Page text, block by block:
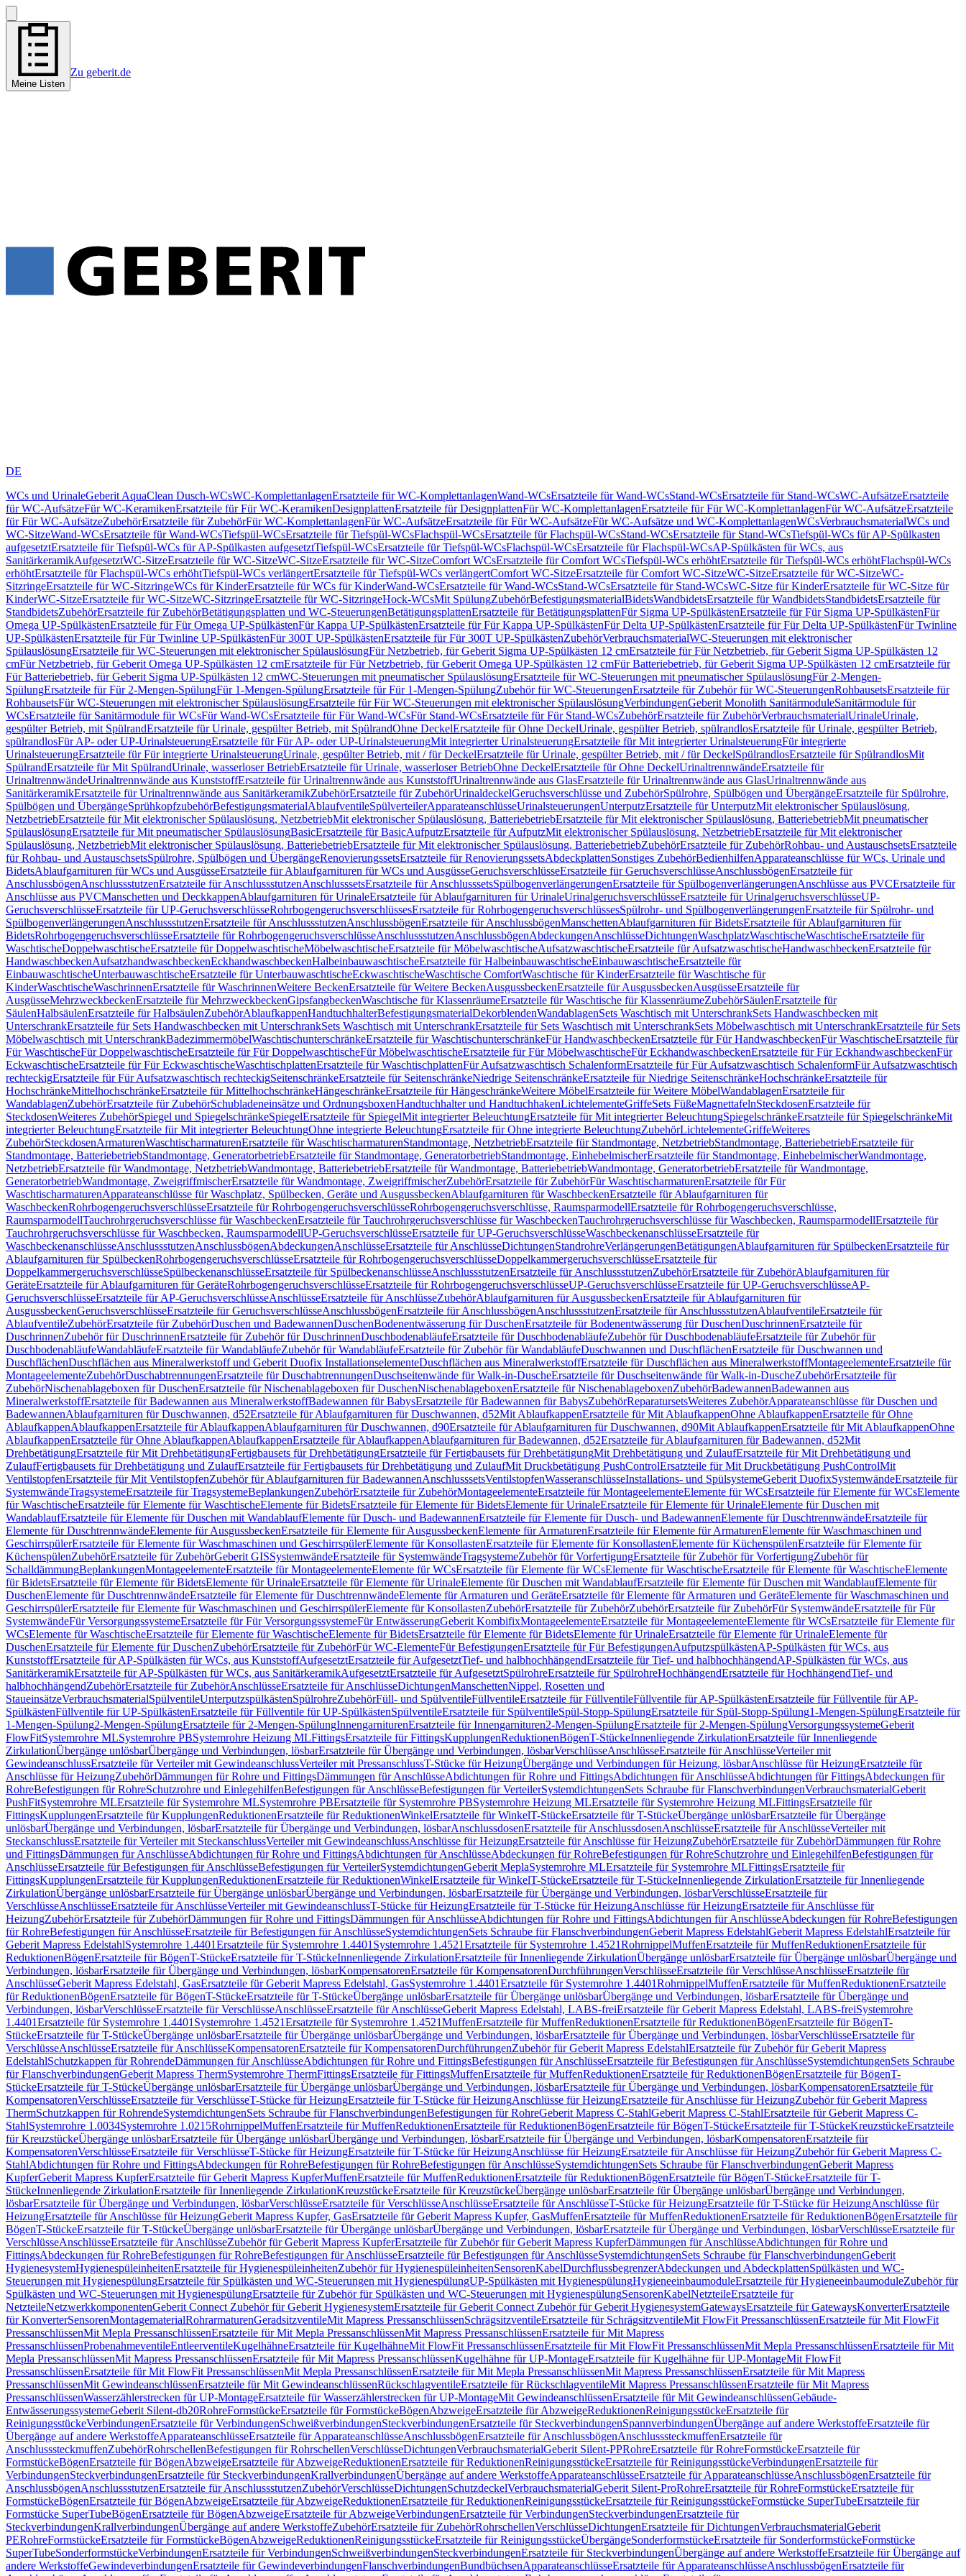
Meine Listen
Zu geberit.de
DE
WCs und UrinaleGeberit AquaClean Dusch-WCsWC-KomplettanlagenErsatzteile für WC-KomplettanlagenWand-WCsErsatzteile für Wand-WCsStand-WCsErsatzteile für Stand-WCsWC-AufsätzeErsatzteile
für WC-AufsätzeFür WC-KeramikenErsatzteile für Für WC-KeramikenDesignplattenErsatzteile für DesignplattenFür WC-KomplettanlagenErsatzteile für Für WC-KomplettanlagenFür WC-AufsätzeErsatzteile
für Für WC-AufsätzeZubehörErsatzteile für ZubehörFür WC-KomplettanlagenFür WC-AufsätzeErsatzteile für Für WC-AufsätzeFür WC-Aufsätze und WC-KomplettanlagenWCsVerbrauchsmaterialWCs und
WC-SitzeWand-WCsErsatzteile für Wand-WCsTiefspül-WCsErsatzteile für Tiefspül-WCsFlachspül-WCsErsatzteile für Flachspül-WCsStand-WCsErsatzteile für Stand-WCsTiefspül-WCs für AP-Spülkasten
aufgesetztErsatzteile für Tiefspül-WCs für AP-Spülkasten aufgesetztTiefspül-WCsErsatzteile für Tiefspül-WCsFlachspül-WCsErsatzteile für Flachspül-WCsAP-Spülkästen für WCs, aus
SanitärkeramikAufgesetztWC-SitzeErsatzteile für WC-SitzeWC-SitzeErsatzteile für WC-SitzeComfort WCsErsatzteile für Comfort WCsTiefspül-WCs erhöhtErsatzteile für Tiefspül-WCs erhöhtFlachspül-WCs
erhöhtErsatzteile für Flachspül-WCs erhöhtTiefspül-WCs verlängertErsatzteile für Tiefspül-WCs verlängertComfort WC-SitzeErsatzteile für Comfort WC-SitzeWC-SitzeErsatzteile für WC-SitzeWC-
SitzringeErsatzteile für WC-SitzringeWCs für KinderErsatzteile für WCs für KinderWand-WCsErsatzteile für Wand-WCsStand-WCsErsatzteile für Stand-WCsWC-Sitze für KinderErsatzteile für WC-Sitze für
KinderWC-SitzeErsatzteile für WC-SitzeWC-SitzringeErsatzteile für WC-SitzringeHock-WCsMit SpülungZubehörBefestigungsmaterialBidetsWandbidetsErsatzteile für WandbidetsStandbidetsErsatzteile für
StandbidetsZubehörErsatzteile für ZubehörBetätigungsplatten und WC-SteuerungenBetätigungsplattenErsatzteile für BetätigungsplattenFür Sigma UP-SpülkästenErsatzteile für Für Sigma UP-SpülkästenFür
Omega UP-SpülkästenErsatzteile für Für Omega UP-SpülkästenFür Kappa UP-SpülkästenErsatzteile für Für Kappa UP-SpülkästenFür Delta UP-SpülkästenErsatzteile für Für Delta UP-SpülkästenFür Twinline
UP-SpülkästenErsatzteile für Für Twinline UP-SpülkästenFür 300T UP-SpülkästenErsatzteile für Für 300T UP-SpülkästenZubehörVerbrauchsmaterialWC-Steuerungen mit elektronischer
SpülauslösungErsatzteile für WC-Steuerungen mit elektronischer SpülauslösungFür Netzbetrieb, für Geberit Sigma UP-Spülkästen 12 cmErsatzteile für Für Netzbetrieb, für Geberit Sigma UP-Spülkästen 12
cmFür Netzbetrieb, für Geberit Omega UP-Spülkästen 12 cmErsatzteile für Für Netzbetrieb, für Geberit Omega UP-Spülkästen 12 cmFür Batteriebetrieb, für Geberit Sigma UP-Spülkästen 12 cmErsatzteile für
Für Batteriebetrieb, für Geberit Sigma UP-Spülkästen 12 cmWC-Steuerungen mit pneumatischer SpülauslösungErsatzteile für WC-Steuerungen mit pneumatischer SpülauslösungFür 2-Mengen-
SpülungErsatzteile für Für 2-Mengen-SpülungFür 1-Mengen-SpülungErsatzteile für Für 1-Mengen-SpülungZubehör für WC-SteuerungenErsatzteile für Zubehör für WC-SteuerungenRohbausetsErsatzteile für
RohbausetsFür WC-Steuerungen mit elektronischer SpülauslösungErsatzteile für Für WC-Steuerungen mit elektronischer SpülauslösungVerbindungenGeberit Monolith SanitärmoduleSanitärmodule für
WCsErsatzteile für Sanitärmodule für WCsFür Wand-WCsErsatzteile für Für Wand-WCsFür Stand-WCsErsatzteile für Für Stand-WCsZubehörErsatzteile für ZubehörVerbrauchsmaterialUrinaleUrinale,
gespülter Betrieb, mit SpülrandErsatzteile für Urinale, gespülter Betrieb, mit SpülrandOhne DeckelErsatzteile für Ohne DeckelUrinale, gespülter Betrieb, spülrandlosErsatzteile für Urinale, gespülter Betrieb,
spülrandlosFür AP- oder UP-UrinalsteuerungErsatzteile für Für AP- oder UP-UrinalsteuerungMit integrierter UrinalsteuerungErsatzteile für Mit integrierter UrinalsteuerungFür integrierte
UrinalsteuerungErsatzteile für Für integrierte UrinalsteuerungUrinale, gespülter Betrieb, mit / für DeckelErsatzteile für Urinale, gespülter Betrieb, mit / für DeckelSpülrandlosErsatzteile für SpülrandlosMit
SpülrandErsatzteile für Mit SpülrandUrinale, wasserloser BetriebErsatzteile für Urinale, wasserloser BetriebOhne DeckelErsatzteile für Ohne DeckelUrinaltrennwändeErsatzteile für
UrinaltrennwändeUrinaltrennwände aus KunststoffErsatzteile für Urinaltrennwände aus KunststoffUrinaltrennwände aus GlasErsatzteile für Urinaltrennwände aus GlasUrinaltrennwände aus
SanitärkeramikErsatzteile für Urinaltrennwände aus SanitärkeramikZubehörErsatzteile für ZubehörUrinaldeckelGeruchsverschlüsse und ZubehörSpülrohre, Spülbögen und ÜbergängeErsatzteile für Spülrohre,
Spülbögen und ÜbergängeSprühkopfzubehörBefestigungsmaterialAblaufventileSpülverteilerApparateanschlüsseUrinalsteuerungenUnterputzErsatzteile für UnterputzMit elektronischer Spülauslösung,
NetzbetriebErsatzteile für Mit elektronischer Spülauslösung, NetzbetriebMit elektronischer Spülauslösung, BatteriebetriebErsatzteile für Mit elektronischer Spülauslösung, BatteriebetriebMit pneumatischer
SpülauslösungErsatzteile für Mit pneumatischer SpülauslösungBasicErsatzteile für BasicAufputzErsatzteile für AufputzMit elektronischer Spülauslösung, NetzbetriebErsatzteile für Mit elektronischer
Spülauslösung, NetzbetriebMit elektronischer Spülauslösung, BatteriebetriebErsatzteile für Mit elektronischer Spülauslösung, BatteriebetriebZubehörErsatzteile für ZubehörRohbau- und AustauschsetsErsatzteile
für Rohbau- und AustauschsetsSpülrohre, Spülbögen und ÜbergängeRenovierungssetsErsatzteile für RenovierungssetsAbdeckplattenSonstiges ZubehörBedienhilfenApparateanschlüsse für WCs, Urinale und
BidetsAblaufgarnituren für WCs und AusgüsseErsatzteile für Ablaufgarnituren für WCs und AusgüsseGeruchsverschlüsseErsatzteile für GeruchsverschlüsseAnschlussbögenErsatzteile für
AnschlussbögenAnschlussstutzenErsatzteile für AnschlussstutzenAnschlusssetsErsatzteile für AnschlusssetsSpülbogenverlängerungenErsatzteile für SpülbogenverlängerungenAnschlüsse aus PVCErsatzteile für
Anschlüsse aus PVCManschetten und DeckkappenAblaufgarnituren für UrinaleErsatzteile für Ablaufgarnituren für UrinaleUrinalgeruchsverschlüsseErsatzteile für UrinalgeruchsverschlüsseUP-
GeruchsverschlüsseErsatzteile für UP-GeruchsverschlüsseRohrbogengeruchsverschlüssesErsatzteile für RohrbogengeruchsverschlüssesSpülrohr- und SpülbogenverlängerungenErsatzteile für Spülrohr- und
SpülbogenverlängerungenAnschlussstutzenErsatzteile für AnschlussstutzenAnschlussbögenErsatzteile für AnschlussbögenManschettenAblaufgarnituren für BidetsErsatzteile für Ablaufgarnituren für
BidetsRohrbogengeruchsverschlüsseErsatzteile für RohrbogengeruchsverschlüsseAnschlussstutzenAnschlussbögenAbdeckungenAnschlüsseDichtungenWaschplatzWaschtischeWaschtischeErsatzteile für
WaschtischeDoppelwaschtischeErsatzteile für DoppelwaschtischeMöbelwaschtischeErsatzteile für MöbelwaschtischeAufsatzwaschtischeErsatzteile für AufsatzwaschtischeHandwaschbeckenErsatzteile für
HandwaschbeckenAufsatzhandwaschbeckenEckhandwaschbeckenHalbeinbauwaschtischeErsatzteile für HalbeinbauwaschtischeEinbauwaschtischeErsatzteile für
EinbauwaschtischeUnterbauwaschtischeErsatzteile für UnterbauwaschtischeEckwaschtischeWaschtische ComfortWaschtische für KinderErsatzteile für Waschtische für
KinderWaschtischeWaschrinnenErsatzteile für WaschrinnenWeitere BeckenErsatzteile für Weitere BeckenAusgussbeckenErsatzteile für AusgussbeckenAusgüsseErsatzteile für
AusgüsseMehrzweckbeckenErsatzteile für MehrzweckbeckenGipsfangbeckenWaschtische für KlassenräumeErsatzteile für Waschtische für KlassenräumeZubehörSäulenErsatzteile für
SäulenHalbsäulenErsatzteile für HalbsäulenZubehörAblaufkappenHandtuchhalterBefestigungsmaterialDekorblendenWandablagenSets Waschtisch mit UnterschrankSets Handwaschbecken mit
UnterschrankErsatzteile für Sets Handwaschbecken mit UnterschrankSets Waschtisch mit UnterschrankErsatzteile für Sets Waschtisch mit UnterschrankSets Möbelwaschtisch mit UnterschrankErsatzteile für Sets
Möbelwaschtisch mit UnterschrankBadezimmermöbelWaschtischunterschränkeErsatzteile für WaschtischunterschränkeFür HandwaschbeckenErsatzteile für Für HandwaschbeckenFür WaschtischeErsatzteile für
Für WaschtischeFür DoppelwaschtischeErsatzteile für Für DoppelwaschtischeFür MöbelwaschtischeErsatzteile für Für MöbelwaschtischeFür EckhandwaschbeckenErsatzteile für Für EckhandwaschbeckenFür
EckwaschtischeErsatzteile für Für EckwaschtischeWaschtischplattenErsatzteile für WaschtischplattenFür Aufsatzwaschtisch SchalenformErsatzteile für Für Aufsatzwaschtisch SchalenformFür Aufsatzwaschtisch
rechteckigErsatzteile für Für Aufsatzwaschtisch rechteckigSeitenschränkeErsatzteile für SeitenschränkeNiedrige SeitenschränkeErsatzteile für Niedrige SeitenschränkeHochschränkeErsatzteile für
HochschränkeMittelhochschränkeErsatzteile für MittelhochschränkeHängeschränkeErsatzteile für HängeschränkeWeitere MöbelErsatzteile für Weitere MöbelWandablagenErsatzteile für
WandablagenZubehörErsatzteile für ZubehörSchubladeneinsätze und OrdnungsboxenHandtuchhalter und HandtuchhakenLichtelementeGriffeSets FüßeMagnettafelnSteckdosenErsatzteile für
SteckdosenWeiteres ZubehörSpiegel und SpiegelschränkeSpiegelErsatzteile für SpiegelMit integrierter BeleuchtungErsatzteile für Mit integrierter BeleuchtungSpiegelschränkeErsatzteile für SpiegelschränkeMit
integrierter BeleuchtungErsatzteile für Mit integrierter BeleuchtungOhne integrierte BeleuchtungErsatzteile für Ohne integrierte BeleuchtungZubehörLichtelementeGriffeWeiteres
ZubehörSteckdosenArmaturenWaschtischarmaturenErsatzteile für WaschtischarmaturenStandmontage, NetzbetriebErsatzteile für Standmontage, NetzbetriebStandmontage, BatteriebetriebErsatzteile für
Standmontage, BatteriebetriebStandmontage, GeneratorbetriebErsatzteile für Standmontage, GeneratorbetriebStandmontage, EinhebelmischerErsatzteile für Standmontage, EinhebelmischerWandmontage,
NetzbetriebErsatzteile für Wandmontage, NetzbetriebWandmontage, BatteriebetriebErsatzteile für Wandmontage, BatteriebetriebWandmontage, GeneratorbetriebErsatzteile für Wandmontage,
GeneratorbetriebWandmontage, ZweigriffmischerErsatzteile für Wandmontage, ZweigriffmischerZubehörErsatzteile für ZubehörFür WaschtischarmaturenErsatzteile für Für
WaschtischarmaturenApparateanschlüsse für Waschplatz, Spülbecken, Geräte und AusgussbeckenAblaufgarnituren für WaschbeckenErsatzteile für Ablaufgarnituren für
WaschbeckenRohrbogengeruchsverschlüsseErsatzteile für RohrbogengeruchsverschlüsseRohrbogengeruchsverschlüsse, RaumsparmodellErsatzteile für Rohrbogengeruchsverschlüsse,
RaumsparmodellTauchrohrgeruchsverschlüsse für WaschbeckenErsatzteile für Tauchrohrgeruchsverschlüsse für WaschbeckenTauchrohrgeruchsverschlüsse für Waschbecken, RaumsparmodellErsatzteile für
Tauchrohrgeruchsverschlüsse für Waschbecken, RaumsparmodellUP-GeruchsverschlüsseErsatzteile für UP-GeruchsverschlüsseWaschbeckenanschlüsseErsatzteile für
WaschbeckenanschlüsseAnschlussstutzenAnschlussbögenAbdeckungenAnschlüsseErsatzteile für AnschlüsseDichtungenStandrohreVerlängerungenBetätigungenAblaufgarnituren für SpülbeckenErsatzteile für
Ablaufgarnituren für SpülbeckenRohrbogengeruchsverschlüsseErsatzteile für RohrbogengeruchsverschlüsseDoppelkammergeruchsverschlüsseErsatzteile für
DoppelkammergeruchsverschlüsseSpülbeckenanschlüsseErsatzteile für SpülbeckenanschlüsseAnschlussstutzenErsatzteile für AnschlussstutzenZubehörErsatzteile für ZubehörAblaufgarnituren für
GeräteErsatzteile für Ablaufgarnituren für GeräteRohrbogengeruchsverschlüsseErsatzteile für RohrbogengeruchsverschlüsseUP-GeruchsverschlüsseErsatzteile für UP-GeruchsverschlüsseAP-
GeruchsverschlüsseErsatzteile für AP-GeruchsverschlüsseAnschlüsseErsatzteile für AnschlüsseZubehörAblaufgarnituren für AusgussbeckenErsatzteile für Ablaufgarnituren für
AusgussbeckenGeruchsverschlüsseErsatzteile für GeruchsverschlüsseAnschlussbögenErsatzteile für AnschlussbögenAnschlussstutzenErsatzteile für AnschlussstutzenAblaufventileErsatzteile für
AblaufventileZubehörErsatzteile für ZubehörDuschen und BadewannenDuschenBodenentwässerung für DuschenErsatzteile für Bodenentwässerung für DuschenDuschrinnenErsatzteile für
DuschrinnenZubehör für DuschrinnenErsatzteile für Zubehör für DuschrinnenDuschbodenabläufeErsatzteile für DuschbodenabläufeZubehör für DuschbodenabläufeErsatzteile für Zubehör für
DuschbodenabläufeWandabläufeErsatzteile für WandabläufeZubehör für WandabläufeErsatzteile für Zubehör für WandabläufeDuschwannen und DuschflächenErsatzteile für Duschwannen und
DuschflächenDuschflächen aus Mineralwerkstoff und Geberit Duofix InstallationselementeDuschflächen aus MineralwerkstoffErsatzteile für Duschflächen aus MineralwerkstoffMontageelementeErsatzteile für
MontageelementeZubehörDuschabtrennungenErsatzteile für DuschabtrennungenDuschseitenwände für Walk-in-DuscheErsatzteile für Duschseitenwände für Walk-in-DuscheZubehörErsatzteile für
ZubehörNischenablageboxen für DuschenErsatzteile für Nischenablageboxen für DuschenNischenablageboxenErsatzteile für NischenablageboxenZubehörBadewannenBadewannen aus
MineralwerkstoffErsatzteile für Badewannen aus MineralwerkstoffBadewannen für BabysErsatzteile für Badewannen für BabysZubehörReparatursetsWeiteres ZubehörApparateanschlüsse für Duschen und
BadewannenAblaufgarnituren für Duschwannen, d52Ersatzteile für Ablaufgarnituren für Duschwannen, d52Mit AblaufkappenErsatzteile für Mit AblaufkappenOhne AblaufkappenErsatzteile für Ohne
AblaufkappenAblaufkappenErsatzteile für AblaufkappenAblaufgarnituren für Duschwannen, d90Ersatzteile für Ablaufgarnituren für Duschwannen, d90Mit AblaufkappenErsatzteile für Mit AblaufkappenOhne
AblaufkappenErsatzteile für Ohne AblaufkappenAblaufkappenErsatzteile für AblaufkappenAblaufgarnituren für Badewannen, d52Ersatzteile für Ablaufgarnituren für Badewannen, d52Mit
DrehbetätigungErsatzteile für Mit DrehbetätigungFertigbausets für DrehbetätigungErsatzteile für Fertigbausets für DrehbetätigungMit Drehbetätigung und ZulaufErsatzteile für Mit Drehbetätigung und
ZulaufFertigbausets für Drehbetätigung und ZulaufErsatzteile für Fertigbausets für Drehbetätigung und ZulaufMit Druckbetätigung PushControlErsatzteile für Mit Druckbetätigung PushControlMit
VentilstopfenErsatzteile für Mit VentilstopfenZubehör für Ablaufgarnituren für BadewannenAnschlusssetsVentilstopfenWasseranschlüsseInstallations- und SpülsystemeGeberit DuofixSystemwändeErsatzteile für
SystemwändeTragsystemeErsatzteile für TragsystemeBeplankungenZubehörErsatzteile für ZubehörMontageelementeErsatzteile für MontageelementeElemente für WCsErsatzteile für Elemente für WCsElemente
für WaschtischeErsatzteile für Elemente für WaschtischeElemente für BidetsErsatzteile für Elemente für BidetsElemente für UrinaleErsatzteile für Elemente für UrinaleElemente für Duschen mit
WandablaufErsatzteile für Elemente für Duschen mit WandablaufElemente für Dusch- und BadewannenErsatzteile für Elemente für Dusch- und BadewannenElemente für DuschtrennwändeErsatzteile für
Elemente für DuschtrennwändeElemente für AusgussbeckenErsatzteile für Elemente für AusgussbeckenElemente für ArmaturenErsatzteile für Elemente für ArmaturenElemente für Waschmaschinen und
GeschirrspülerErsatzteile für Elemente für Waschmaschinen und GeschirrspülerElemente für KonsollastenErsatzteile für Elemente für KonsollastenElemente für KüchenspülenErsatzteile für Elemente für
KüchenspülenZubehörErsatzteile für ZubehörGeberit GISSystemwändeErsatzteile für SystemwändeTragsystemeZubehör für VorfertigungErsatzteile für Zubehör für VorfertigungZubehör für
SchalldämmungBeplankungenMontageelementeErsatzteile für MontageelementeElemente für WCsErsatzteile für Elemente für WCsElemente für WaschtischeErsatzteile für Elemente für WaschtischeElemente
für BidetsErsatzteile für Elemente für BidetsElemente für UrinaleErsatzteile für Elemente für UrinaleElemente für Duschen mit WandablaufErsatzteile für Elemente für Duschen mit WandablaufElemente für
DuschenElemente für DuschtrennwändeErsatzteile für Elemente für DuschtrennwändeElemente für Armaturen und GeräteErsatzteile für Elemente für Armaturen und GeräteElemente für Waschmaschinen und
GeschirrspülerErsatzteile für Elemente für Waschmaschinen und GeschirrspülerElemente für KonsollastenZubehörErsatzteile für ZubehörZubehörErsatzteile für ZubehörFür SystemwändeErsatzteile für Für
SystemwändeFür VersorgungssystemeErsatzteile für Für VersorgungssystemeFür EntwässerungGeberit KombifixMontageelementeErsatzteile für MontageelementeElemente für WCsErsatzteile für Elemente für
WCsElemente für WaschtischeErsatzteile für Elemente für WaschtischeElemente für BidetsErsatzteile für Elemente für BidetsElemente für UrinaleErsatzteile für Elemente für UrinaleElemente für
DuschenErsatzteile für Elemente für DuschenZubehörErsatzteile für ZubehörFür WC-ElementeFür BefestigungenErsatzteile für Für BefestigungenAufputzspülkästenAP-Spülkästen für WCs, aus
KunststoffErsatzteile für AP-Spülkästen für WCs, aus KunststoffAufgesetztErsatzteile für AufgesetztTief- und halbhochhängendErsatzteile für Tief- und halbhochhängendAP-Spülkästen für WCs, aus
SanitärkeramikErsatzteile für AP-Spülkästen für WCs, aus SanitärkeramikAufgesetztErsatzteile für AufgesetztSpülrohreErsatzteile für SpülrohreHochhängendErsatzteile für HochhängendTief- und
halbhochhängendZubehörErsatzteile für ZubehörAnschlüsseErsatzteile für AnschlüsseDichtungenManschettenNippel, Rosetten und
StaueinsätzeVerbrauchsmaterialSpülventileUnterputzspülkästenSpülrohreZubehörFüll- und SpülventileFüllventileErsatzteile für FüllventileFüllventile für AP-SpülkästenErsatzteile für Füllventile für AP-
SpülkästenFüllventile für UP-SpülkästenErsatzteile für Füllventile für UP-SpülkästenSpülventileErsatzteile für SpülventileSpül-Stopp-SpülungErsatzteile für Spül-Stopp-Spülung1-Mengen-SpülungErsatzteile für
1-Mengen-Spülung2-Mengen-SpülungErsatzteile für 2-Mengen-SpülungInnengarniturenErsatzteile für Innengarnituren2-Mengen-SpülungErsatzteile für 2-Mengen-SpülungVersorgungssystemeGeberit
FlowFitSystemrohre MLSystemrohre PBSystemrohre Heizung MLFittingsErsatzteile für FittingsKupplungenReduktionenBögenT-StückeInnenliegende ZirkulationErsatzteile für Innenliegende
ZirkulationÜbergänge unlösbarÜbergänge und Verbindungen, lösbarErsatzteile für Übergänge und Verbindungen, lösbarVerschlüsseAnschlüsseErsatzteile für AnschlüsseVerteiler mit
GewindeanschlussErsatzteile für Verteiler mit GewindeanschlussVerteiler mit PressanschlussT-Stücke für HeizungÜbergänge und Verbindungen für Heizung, lösbarAnschlüsse für HeizungErsatzteile für
Anschlüsse für HeizungZubehörDämmungen für Rohre und FittingsDämmungen für AnschlüsseAbdichtungen für Rohre und FittingsAbdichtungen für AnschlüsseAbdichtungen für FittingsAbdeckungen für
RohreBefestigungen für RohreSchutzrohre und EinlegehilfenBefestigungen für AnschlüsseBefestigungen für VerteilerSystemdichtungenSets Schraube für FlanschverbindungenVerbrauchsmaterialGeberit
PushFitSystemrohre MLErsatzteile für Systemrohre MLSystemrohre PBErsatzteile für Systemrohre PBSystemrohre Heizung MLErsatzteile für Systemrohre Heizung MLFittingsErsatzteile für
FittingsKupplungenErsatzteile für KupplungenReduktionenErsatzteile für ReduktionenWinkelErsatzteile für WinkelT-StückeErsatzteile für T-StückeÜbergänge unlösbarErsatzteile für Übergänge
unlösbarÜbergänge und Verbindungen, lösbarErsatzteile für Übergänge und Verbindungen, lösbarAnschlussdosenErsatzteile für AnschlussdosenAnschlüsseErsatzteile für AnschlüsseVerteiler mit
SteckanschlussErsatzteile für Verteiler mit SteckanschlussVerteiler mit GewindeanschlussAnschlüsse für HeizungErsatzteile für Anschlüsse für HeizungZubehörErsatzteile für ZubehörDämmungen für Rohre
und FittingsDämmungen für AnschlüsseAbdichtungen für Rohre und FittingsAbdichtungen für AnschlüsseAbdeckungen für RohreBefestigungen für RohreSchutzrohre und EinlegehilfenBefestigungen für
AnschlüsseErsatzteile für Befestigungen für AnschlüsseBefestigungen für VerteilerSystemdichtungenGeberit MeplaSystemrohre MLErsatzteile für Systemrohre MLFittingsErsatzteile für
FittingsKupplungenErsatzteile für KupplungenReduktionenErsatzteile für ReduktionenWinkelErsatzteile für WinkelT-StückeErsatzteile für T-StückeInnenliegende ZirkulationErsatzteile für Innenliegende
ZirkulationÜbergänge unlösbarErsatzteile für Übergänge unlösbarÜbergänge und Verbindungen, lösbarErsatzteile für Übergänge und Verbindungen, lösbarVerschlüsseErsatzteile für
VerschlüsseAnschlüsseErsatzteile für AnschlüsseVerteiler mit GewindeanschlussT-Stücke für HeizungErsatzteile für T-Stücke für HeizungAnschlüsse für HeizungErsatzteile für Anschlüsse für
HeizungZubehörErsatzteile für ZubehörDämmungen für Rohre und FittingsDämmungen für AnschlüsseAbdichtungen für Rohre und FittingsAbdichtungen für AnschlüsseAbdeckungen für RohreBefestigungen
für RohreBefestigungen für AnschlüsseErsatzteile für Befestigungen für AnschlüsseSystemdichtungenSets Schraube für FlanschverbindungenGeberit Mapress EdelstahlGeberit Mapress EdelstahlErsatzteile für
Geberit Mapress EdelstahlSystemrohre 1.4401Ersatzteile für Systemrohre 1.4401 Systemrohre 1.4521Ersatzteile für Systemrohre 1.4521RohrnippelMuffenErsatzteile für MuffenReduktionenErsatzteile für
ReduktionenBögenErsatzteile für BögenT-StückeErsatzteile für T-StückeInnenliegende ZirkulationErsatzteile für Innenliegende ZirkulationÜbergänge unlösbarErsatzteile für Übergänge unlösbarÜbergänge und
Verbindungen, lösbarErsatzteile für Übergänge und Verbindungen, lösbarKompensatorenErsatzteile für KompensatorenDurchführungenVerschlüsseErsatzteile für VerschlüsseAnschlüsseErsatzteile für
AnschlüsseGeberit Mapress Edelstahl, GasErsatzteile für Geberit Mapress Edelstahl, GasSystemrohre 1.4401Ersatzteile für Systemrohre 1.4401RohrnippelMuffenErsatzteile für MuffenReduktionenErsatzteile
für ReduktionenBögenErsatzteile für BögenT-StückeErsatzteile für T-StückeÜbergänge unlösbarErsatzteile für Übergänge unlösbarÜbergänge und Verbindungen, lösbarErsatzteile für Übergänge und
Verbindungen, lösbarVerschlüsseErsatzteile für VerschlüsseAnschlüsseErsatzteile für AnschlüsseGeberit Mapress Edelstahl, LABS-freiErsatzteile für Geberit Mapress Edelstahl, LABS-freiSystemrohre
1.4401Ersatzteile für Systemrohre 1.4401 Systemrohre 1.4521Ersatzteile für Systemrohre 1.4521MuffenErsatzteile für MuffenReduktionenErsatzteile für ReduktionenBögenErsatzteile für BögenT-
StückeErsatzteile für T-StückeÜbergänge unlösbarErsatzteile für Übergänge unlösbarÜbergänge und Verbindungen, lösbarErsatzteile für Übergänge und Verbindungen, lösbarVerschlüsseErsatzteile für
VerschlüsseAnschlüsseErsatzteile für AnschlüsseKompensatorenErsatzteile für KompensatorenDurchführungenZubehör für Geberit Mapress EdelstahlErsatzteile für Zubehör für Geberit Mapress
EdelstahlSchutzkappen für RohrendeDämmungen für AnschlüsseAbdichtungen für Rohre und FittingsBefestigungen für AnschlüsseErsatzteile für Befestigungen für AnschlüsseSystemdichtungenSets Schraube
für FlanschverbindungenGeberit Mapress ThermSystemrohre ThermFittingsErsatzteile für FittingsMuffenErsatzteile für MuffenReduktionenErsatzteile für ReduktionenBögenErsatzteile für BögenT-
StückeErsatzteile für T-StückeÜbergänge unlösbarErsatzteile für Übergänge unlösbarÜbergänge und Verbindungen, lösbarErsatzteile für Übergänge und Verbindungen, lösbarKompensatorenErsatzteile für
KompensatorenVerschlüsseErsatzteile für VerschlüsseT-Stücke für HeizungErsatzteile für T-Stücke für HeizungAnschlüsse für HeizungErsatzteile für Anschlüsse für HeizungZubehör für Geberit Mapress
ThermSchutzkappen für RohrendeSystemdichtungenSets Schraube für FlanschverbindungenBefestigungen für RohreGeberit Mapress C-StahlGeberit Mapress C-StahlErsatzteile für Geberit Mapress C-
StahlSystemrohre 1.0034Systemrohre 1.0215RohrnippelMuffenErsatzteile für MuffenReduktionenErsatzteile für ReduktionenBögenErsatzteile für BögenT-StückeErsatzteile für T-StückeKreuzstückeErsatzteile
für KreuzstückeÜbergänge unlösbarErsatzteile für Übergänge unlösbarÜbergänge und Verbindungen, lösbarErsatzteile für Übergänge und Verbindungen, lösbarKompensatorenErsatzteile für
KompensatorenVerschlüsseErsatzteile für VerschlüsseT-Stücke für HeizungErsatzteile für T-Stücke für HeizungAnschlüsse für HeizungErsatzteile für Anschlüsse für HeizungZubehör für Geberit Mapress C-
StahlAbdichtungen für Rohre und FittingsAbdeckungen für RohreBefestigungen für RohreBefestigungen für AnschlüsseSystemdichtungenSets Schraube für FlanschverbindungenGeberit Mapress
KupferGeberit Mapress KupferErsatzteile für Geberit Mapress KupferMuffenErsatzteile für MuffenReduktionenErsatzteile für ReduktionenBögenErsatzteile für BögenT-StückeErsatzteile für T-
StückeInnenliegende ZirkulationErsatzteile für Innenliegende ZirkulationKreuzstückeErsatzteile für KreuzstückeÜbergänge unlösbarErsatzteile für Übergänge unlösbarÜbergänge und Verbindungen,
lösbarErsatzteile für Übergänge und Verbindungen, lösbarVerschlüsseErsatzteile für VerschlüsseAnschlüsseErsatzteile für AnschlüsseT-Stücke für HeizungErsatzteile für T-Stücke für HeizungAnschlüsse für
HeizungErsatzteile für Anschlüsse für HeizungGeberit Mapress Kupfer, GasErsatzteile für Geberit Mapress Kupfer, GasMuffenErsatzteile für MuffenReduktionenErsatzteile für ReduktionenBögenErsatzteile für
BögenT-StückeErsatzteile für T-StückeÜbergänge unlösbarErsatzteile für Übergänge unlösbarÜbergänge und Verbindungen, lösbarErsatzteile für Übergänge und Verbindungen, lösbarVerschlüsseErsatzteile für
VerschlüsseAnschlüsseErsatzteile für AnschlüsseZubehör für Geberit Mapress KupferErsatzteile für Zubehör für Geberit Mapress KupferDämmungen für AnschlüsseAbdichtungen für Rohre und
FittingsAbdeckungen für RohreBefestigungen für RohreBefestigungen für AnschlüsseErsatzteile für Befestigungen für AnschlüsseSystemdichtungenSets Schraube für FlanschverbindungenGeberit
HygienesystemHygienespüleinheitenErsatzteile für HygienespüleinheitenZubehör für HygienespüleinheitenSensorenKabelDurchflussbegrenzerAbdeckungen und AbdeckplattenSpülkästen und WC-
Steuerungen mit HygienespülungErsatzteile für Spülkästen und WC-Steuerungen mit HygienespülungUP-Spülkästen mit HygienespülungHygieneeinbaumoduleErsatzteile für HygieneeinbaumoduleZubehör für
Spülkästen und WC-Steuerungen mit HygienespülungErsatzteile für Zubehör für Spülkästen und WC-Steuerungen mit HygienespülungSensorenKabelNetzteileErsatzteile für
NetzteileNetzwerkkomponentenGeberit Connect Zubehör für Geberit HygienesystemErsatzteile für Geberit Connect Zubehör für Geberit HygienesystemGatewaysErsatzteile für GatewaysKonverterErsatzteile
für KonverterSensorenMontagematerialRohrarmaturenGeradsitzventileMit Mapress PressanschlüssenSchrägsitzventileErsatzteile für SchrägsitzventileMit FlowFit PressanschlüssenErsatzteile für Mit FlowFit
PressanschlüssenMit Mepla PressanschlüssenErsatzteile für Mit Mepla PressanschlüssenMit Mapress PressanschlüssenErsatzteile für Mit Mapress
PressanschlüssenProbenahmeventileEntleerventileKugelhähneErsatzteile für KugelhähneMit FlowFit PressanschlüssenErsatzteile für Mit FlowFit PressanschlüssenMit Mepla PressanschlüssenErsatzteile für Mit
Mepla PressanschlüssenMit Mapress PressanschlüssenErsatzteile für Mit Mapress PressanschlüssenKugelhähne für UP-MontageErsatzteile für Kugelhähne für UP-MontageMit FlowFit
PressanschlüssenErsatzteile für Mit FlowFit PressanschlüssenMit Mepla PressanschlüssenErsatzteile für Mit Mepla PressanschlüssenMit Mapress PressanschlüssenErsatzteile für Mit Mapress
PressanschlüssenMit GewindeanschlüssenErsatzteile für Mit GewindeanschlüssenRückschlagventileErsatzteile für RückschlagventileMit Mapress PressanschlüssenErsatzteile für Mit Mapress
PressanschlüssenWasserzählerstrecken für UP-MontageErsatzteile für Wasserzählerstrecken für UP-MontageMit GewindeanschlüssenErsatzteile für Mit GewindeanschlüssenGebäude-
EntwässerungssystemeGeberit Silent-db20RohreFormstückeErsatzteile für FormstückeBögenAbzweigeErsatzteile für AbzweigeReduktionenReinigungsstückeErsatzteile für
ReinigungsstückeVerbindungenErsatzteile für VerbindungenSchweißverbindungenSteckverbindungenErsatzteile für SteckverbindungenSpannverbindungenÜbergänge auf andere WerkstoffeErsatzteile für
Übergänge auf andere WerkstoffeApparateanschlüsseErsatzteile für ApparateanschlüsseAnschlussbögenErsatzteile für AnschlussbögenAnschlusssteckmuffenErsatzteile für
AnschlusssteckmuffenZubehörRohrschellenBefestigungen für RohrschellenVerschlüsseDichtungenVerbrauchsmaterialGeberit Silent-PPRohreErsatzteile für RohreFormstückeErsatzteile für
FormstückeBögenErsatzteile für BögenAbzweigeErsatzteile für AbzweigeReduktionenErsatzteile für ReduktionenReinigungsstückeErsatzteile für ReinigungsstückeVerbindungenErsatzteile für
VerbindungenSteckverbindungenErsatzteile für SteckverbindungenKrallverbindungenÜbergänge auf andere WerkstoffeApparateanschlüsseErsatzteile für ApparateanschlüsseAnschlussbögenErsatzteile für
AnschlussbögenAnschlussstutzenErsatzteile für AnschlussstutzenZubehörVerschlüsseDichtungenSchutzdeckelVerbrauchsmaterialGeberit Silent-ProRohreErsatzteile für RohreFormstückeErsatzteile für
FormstückeBögenErsatzteile für BögenAbzweigeErsatzteile für AbzweigeReduktionenErsatzteile für ReduktionenReinigungsstückeErsatzteile für ReinigungsstückeFormstücke SuperTubeErsatzteile für
Formstücke SuperTubeBögenErsatzteile für BögenAbzweigeErsatzteile für AbzweigeVerbindungenErsatzteile für VerbindungenSteckverbindungenErsatzteile für
SteckverbindungenKrallverbindungenÜbergänge auf andere WerkstoffeZubehörErsatzteile für ZubehörRohrschellenVerschlüsseDichtungenErsatzteile für DichtungenVerbrauchsmaterialGeberit
PERohreFormstückeErsatzteile für FormstückeBögenAbzweigeReduktionenReinigungsstückeErsatzteile für ReinigungsstückeÜbergängeSonderformstückeErsatzteile für SonderformstückeFormstücke
SuperTubeSonderformstückeVerbindungenErsatzteile für VerbindungenSchweißverbindungenSteckverbindungenErsatzteile für SteckverbindungenÜbergänge auf andere WerkstoffeErsatzteile für Übergänge auf
andere WerkstoffeGewindeverbindungenErsatzteile für GewindeverbindungenFlanschverbindungenBundbüchsenApparateanschlüsseErsatzteile für ApparateanschlüsseAnschlussbögenErsatzteile für